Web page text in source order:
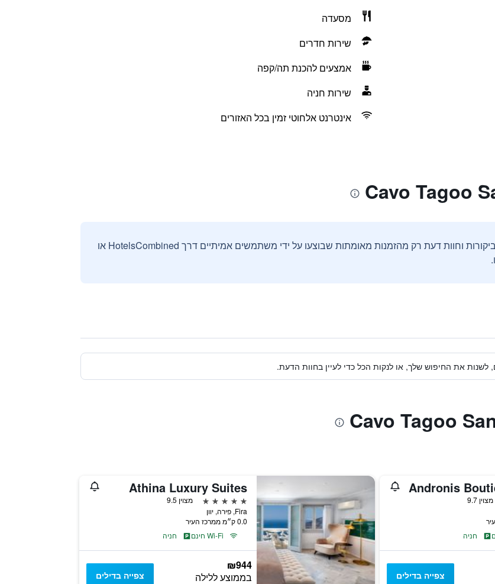
מסעדה
שירות חדרים
אמצעים להכנת תה/קפה
שירות חניה
אינטרנט אלחוטי זמין בכל האזורים
אנחנו אוספים ומציגים ביקורות וחוות דעת רק מהזמנות מאומתות שבוצעו על ידי משתמשים אמיתיים דרך HotelsCombined או
את החיפוש שלך, או לנקות הכל כדי לעיין בחוות הדעת.
Andronis
מצוין 9.7
חניה
צפייה בדילים
Athina Luxury Suites
5 כוכבים
מצוין 9.5
Fira, פירה, יוון
0.0 ק״מ ממרכז העיר
Wi-Fi חינם
חניה
₪944
בממוצע ללילה צפייה בדילים